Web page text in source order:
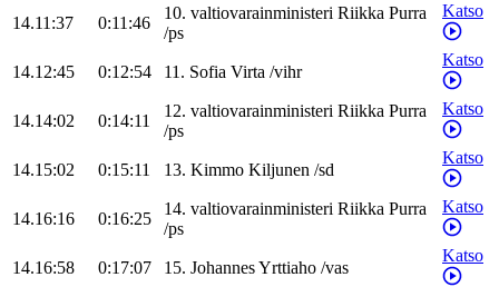
14.11:37 0:11:46
10. valtiovarainministeri Riikka Purra
/ps
Katso
14.12:45 0:12:54 11. Sofia Virta /vihr
Katso
14.14:02 0:14:11
12. valtiovarainministeri Riikka Purra
/ps
Katso
14.15:02 0:15:11 13. Kimmo Kiljunen /sd
Katso
14.16:16 0:16:25
14. valtiovarainministeri Riikka Purra
/ps
Katso
14.16:58 0:17:07 15. JohannesYrttiaho /vas
Katso